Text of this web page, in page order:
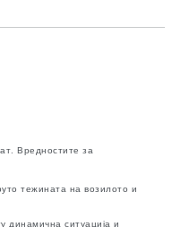
Вредностите за
тежината на возилото и
динамична ситуација и